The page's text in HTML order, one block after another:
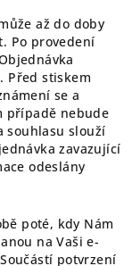
až do doby
Po provedení
Před stiskem
se a
případě nebude
souhlasu slouží
zavazující
odeslány
poté, kdy Nám
na Vaši e-
potvrzení